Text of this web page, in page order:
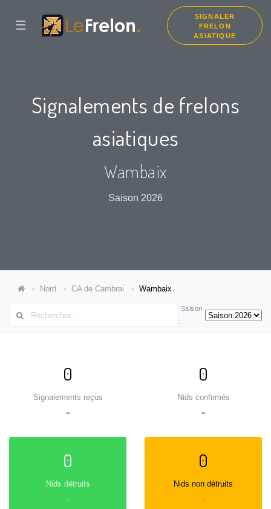
☰
SIGNALER
FRELON
ASIATIQUE
Signalements de frelons
asiatiques
Wambaix
Saison 2026
Nord CA de Cambrai Wambaix
Saison
:
0
Signalements reçus
=
0
Nids confirmés
=
0
Nids détruits
=
0
Nids non détruits
=